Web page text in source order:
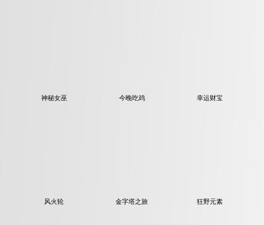
神秘女巫 今晚吃鸡 幸运财宝
风火轮 金字塔之旅 狂野元素